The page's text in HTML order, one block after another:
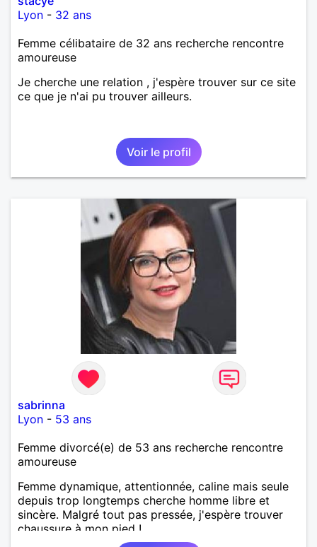
Lyon - 32 ans
Femme célibataire de 32 ans recherche rencontre
amoureuse
Je cherche une relation , j'espère trouver sur ce site
ce que je n'ai pu trouver ailleurs.
Voir le profil
sabrinna
Lyon - 53 ans
Femme divorcé(e) de 53 ans recherche rencontre
amoureuse
Femme dynamique, attentionnée, caline mais seule
depuis trop longtemps cherche homme libre et
sincère. Malgré tout pas pressée, j'espère trouver
chaussure à mon pied !